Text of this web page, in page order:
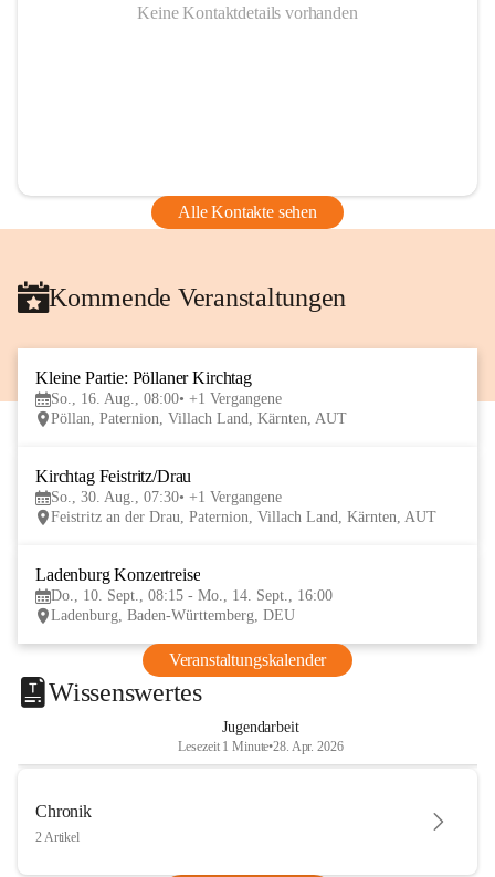
Keine Kontaktdetails vorhanden
Alle Kontakte sehen
Kommende Veranstaltungen
Kleine Partie: Pöllaner Kirchtag
So., 16. Aug., 08:00 +1 Vergangene
Pöllan, Paternion, Villach Land, Kärnten, AUT
Kirchtag Feistritz/Drau
So., 30. Aug., 07:30 +1 Vergangene
Feistritz an der Drau, Paternion, Villach Land, Kärnten, AUT
Ladenburg Konzertreise
Do., 10. Sept., 08:15 - Mo., 14. Sept., 16:00
Ladenburg, Baden-Württemberg, DEU
Veranstaltungskalender
Wissenswertes
Jugendarbeit
Lesezeit 1 Minute•28. Apr. 2026
Chronik
2 Artikel